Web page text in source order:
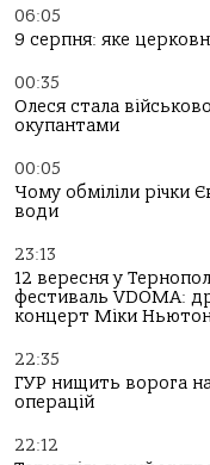
06:05
9 серпня: яке
00:35
Олеся стала
окупантами
00:05
Чому обміліли річки
води
23:13
12 вересня у
фестиваль VDOMA:
концерт Міки
22:35
ГУР нищить ворога
операцій
22:12